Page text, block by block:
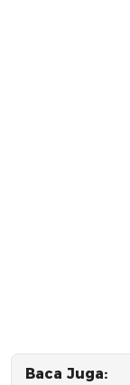
Baca Juga: